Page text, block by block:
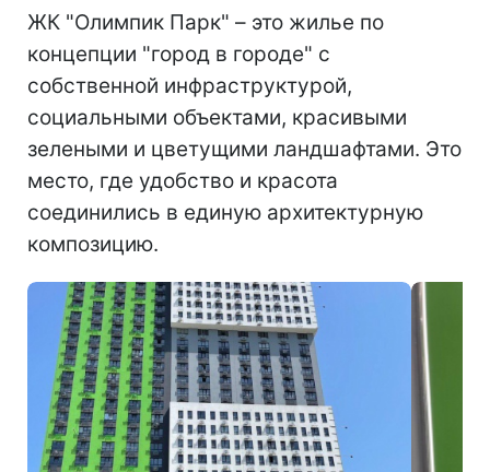
ЖК "Олимпик Парк" – это жилье по
концепции "город в городе" с
собственной инфраструктурой,
социальными объектами, красивыми
зелеными и цветущими ландшафтами. Это
место, где удобство и красота
соединились в единую архитектурную
композицию.